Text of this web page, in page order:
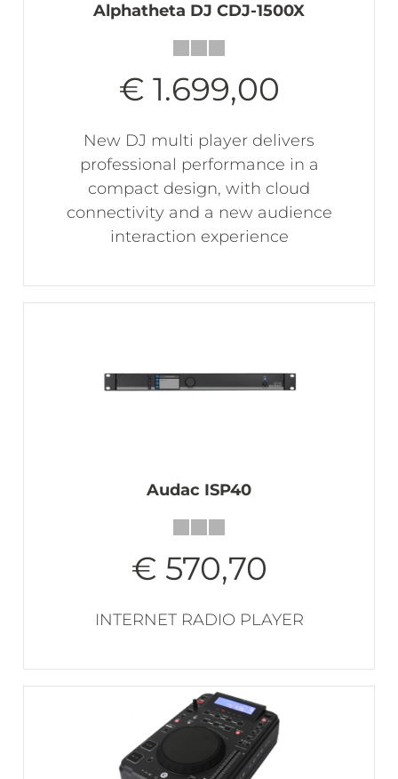
Alphatheta DJ CDJ-1500X
€ 1.699,00
New DJ multi player delivers
professional performance in a
compact design, with cloud
connectivity and a new audience
interaction experience
Audac ISP40
€ 570,70
INTERNET RADIO PLAYER